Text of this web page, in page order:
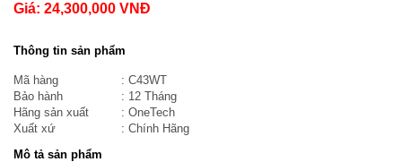
Giá: 24,300,000 VNĐ
Thông tin sản phẩm
Mã hàng
: C43WT
Bảo hành
: 12 Tháng
Hãng sản xuất
: OneTech
Xuất xứ
: Chính Hãng
Mô tả sản phẩm